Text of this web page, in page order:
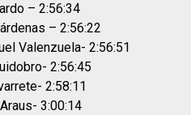
– 2:56:34
– 2:56:22
Valenzuela- 2:56:51
2:56:45
2:58:11
3:00:14